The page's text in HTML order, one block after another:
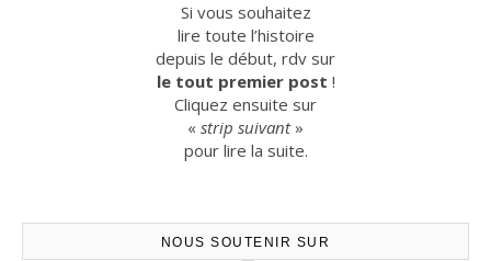
Si vous souhaitez
lire toute l’histoire
depuis le début, rdv sur
le tout premier post !
Cliquez ensuite sur
« strip suivant»
pour lire la suite.
NOUS SOUTENIR SUR